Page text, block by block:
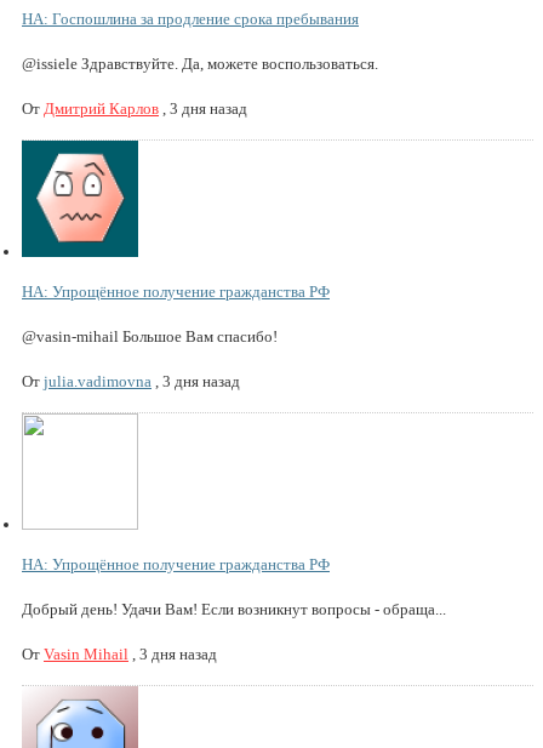
НА: Госпошлина за продление срока пребывания
@issiele Здравствуйте. Да, можете воспользоваться.
От Дмитрий Карлов 3 дня назад
НА: Упрощённое получение гражданства РФ
@vasin-mihail Большое Вам спасибо!
От julia.vadimovna 3 дня назад
НА: Упрощённое получение гражданства РФ
Добрый день! Удачи Вам! Если возникнут вопросы - обраща...
От Vasin Mihail 3 дня назад